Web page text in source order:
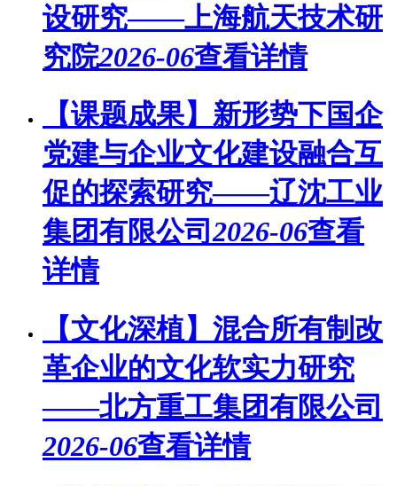
设研究——上海航天技术研
究院2026-06查看详情
【课题成果】新形势下国企
党建与企业文化建设融合互
促的探索研究——辽沈工业
集团有限公司2026-06查看
详情
【文化深植】混合所有制改
革企业的文化软实力研究
——北方重工集团有限公司
2026-06查看详情